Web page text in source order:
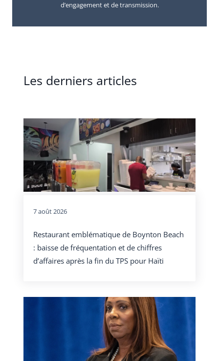
d’engagement et de transmission.
Les derniers articles
7 août 2026
Restaurant emblématique de Boynton Beach
: baisse de fréquentation et de chiffres
d’affaires après la fin du TPS pour Haïti